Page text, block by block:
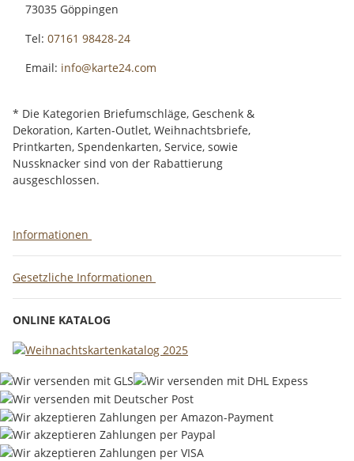
73035 Göppingen
Tel: 07161 98428-24
Email: info@karte24.com
* Die Kategorien Briefumschläge, Geschenk &
Dekoration, Karten-Outlet, Weihnachtsbriefe,
Printkarten, Spendenkarten, Service, sowie
Nussknacker sind von der Rabattierung
ausgeschlossen.
Informationen
Gesetzliche Informationen
ONLINE KATALOG